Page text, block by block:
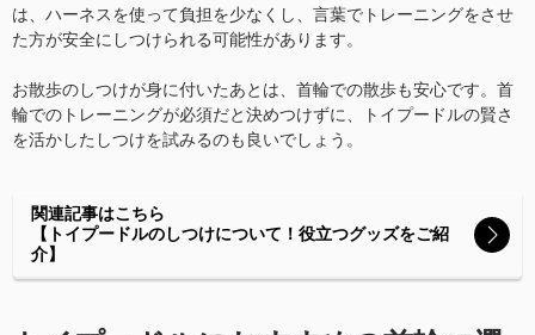
は、ハーネスを使って負担を少なくし、言葉でトレーニングをさせ
た方が安全にしつけられる可能性があります。
お散歩のしつけが身に付いたあとは、首輪での散歩も安心です。首
輪でのトレーニングが必須だと決めつけずに、トイプードルの賢さ
を活かしたしつけを試みるのも良いでしょう。
関連記事はこちら
【トイプードルのしつけについて！役立つグッズをご紹
介】